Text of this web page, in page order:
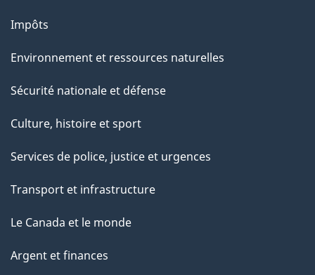
Impôts
Environnement et ressources naturelles
Sécurité nationale et défense
Culture, histoire et sport
Services de police, justice et urgences
Transport et infrastructure
Le Canada et le monde
Argent et finances